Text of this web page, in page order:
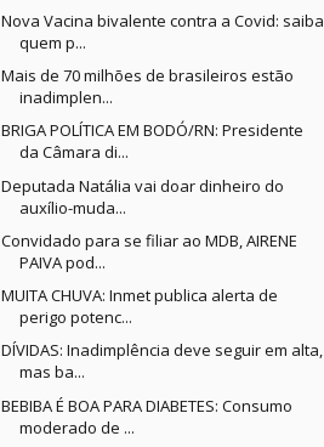
Nova Vacina bivalente contra a Covid: saiba
quem p...
Mais de 70 milhões de brasileiros estão
inadimplen...
BRIGA POLÍTICA EM BODÓ/RN: Presidente
da Câmara di...
Deputada Natália vai doar dinheiro do
auxílio-muda...
Convidado para se filiar ao MDB, AIRENE
PAIVA pod...
MUITA CHUVA: Inmet publica alerta de
perigo potenc...
DÍVIDAS: Inadimplência deve seguir em alta,
mas ba...
BEBIBA É BOA PARA DIABETES: Consumo
moderado de ...